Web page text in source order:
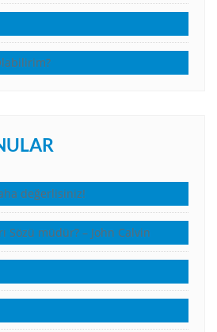
değerlisiniz!
Sözü müdür? – John Calvin